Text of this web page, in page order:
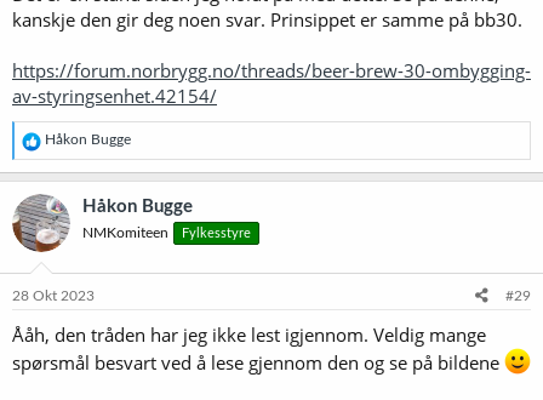
kanskje den gir deg noen svar. Prinsippet er samme på bb30.
https://forum.norbrygg.no/threads/beer-brew-30-ombygging-
av-styringsenhet.42154/
R
e
a
k
s
j
o
e
Håkon Bugge
Håkon Bugge
NMKomiteen Fylkesstyre
28 Okt 2023 #29
Ååh, den tråden har jeg ikke lest igjennom. Veldig mange
spørsmål besvart ved å lese gjennom den og se på bildene